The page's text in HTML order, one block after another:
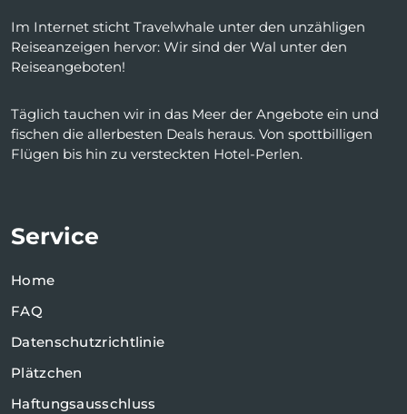
Im Internet sticht Travelwhale unter den unzähligen
Reiseanzeigen hervor: Wir sind der Wal unter den
Reiseangeboten!
Täglich tauchen wir in das Meer der Angebote ein und
fischen die allerbesten Deals heraus. Von spottbilligen
Flügen bis hin zu versteckten Hotel-Perlen.
Service
Home
FAQ
Datenschutzrichtlinie
Plätzchen
Haftungsausschluss